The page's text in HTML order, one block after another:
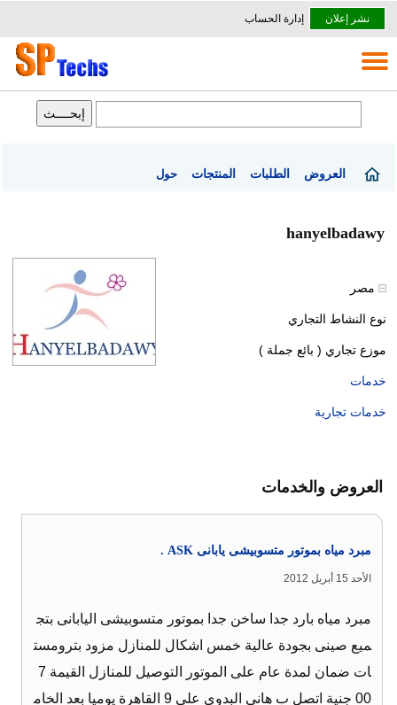
نشر إعلان إدارة الحساب
العروض الطلبات المنتجات حول
hanyelbadawy
مصر
نوع النشاط التجاري
موزع تجاري ( بائع جملة )
خدمات
خدمات تجارية
العروض والخدمات
مبرد مياه بموتور متسوبيشى يابانى ASK .
الأحد 15 أبريل 2012
مبرد مياه بارد جدا ساخن جدا بموتور متسوبيشى اليابانى بتج
ميع صينى بجودة عالية خمس اشكال للمنازل مزود بترومست
ات ضمان لمدة عام على الموتور التوصيل للمنازل القيمة 7
00 جنية اتصل ب هانى البدوى على 9 القاهرة يوميا بعد الخام